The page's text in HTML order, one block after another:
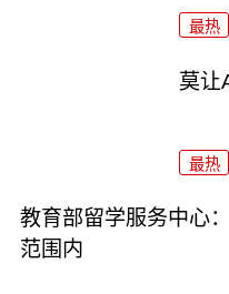
最热
莫让
最热
教育部留学服务中心
范围内